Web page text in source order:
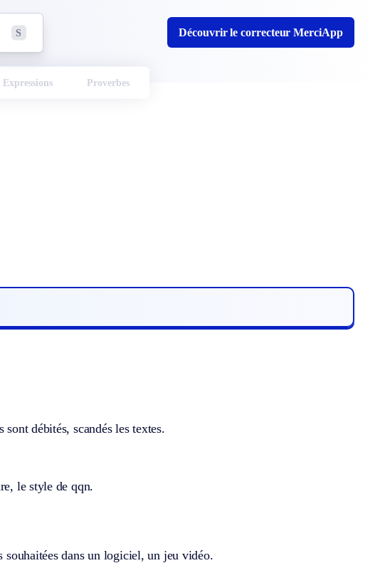
S Découvrir le correcteur MerciApp
Expressions Proverbes
débités, scandés les textes.
le style de qqn.
souhaitées dans un logiciel, un jeu vidéo.